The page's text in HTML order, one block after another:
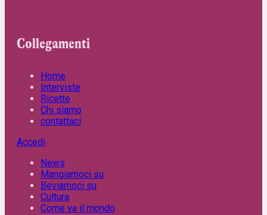
Collegamenti
Home
Interviste
Ricette
Chi siamo
contattaci
Accedi
News
Mangiamoci su
Beviamoci su
Cultura
Come va il mondo